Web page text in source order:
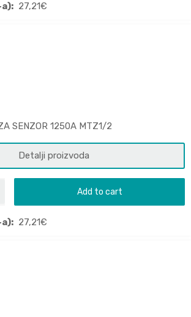
27,21€
SENZOR 1250A MTZ1/2
Detalji proizvoda
Add to cart
27,21€